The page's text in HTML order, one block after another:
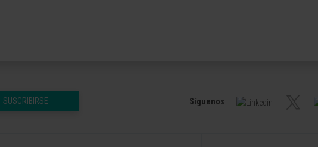
SUSCRIBIRSE Síguenos